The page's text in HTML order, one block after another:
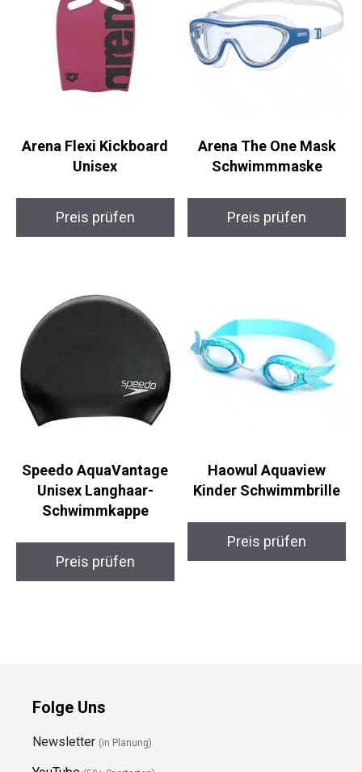
Arena Flexi Kickboard
Unisex
Preis prüfen
Arena The One Mask
Schwimmmaske
Preis prüfen
Speedo AquaVantage
Unisex Langhaar-
Schwimmkappe
Preis prüfen
Haowul Aquaview
Kinder Schwimmbrille
Preis prüfen
Folge Uns
Newsletter (in Planung)